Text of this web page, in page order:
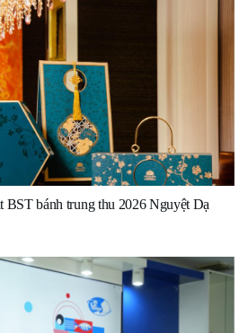
BST bánh trung thu 2026 Nguyệt Dạ